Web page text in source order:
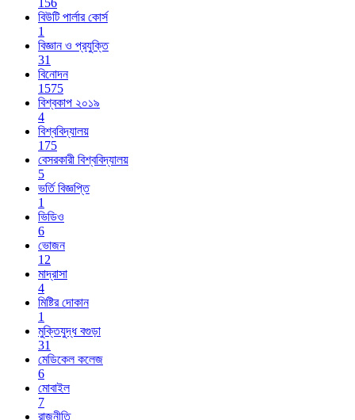
156
বিউটি পার্লার কোর্স
1
বিজ্ঞান ও প্রযুক্তি
31
বিনোদন
1575
বিশ্বকাপ ২০১৯
4
বিশ্ববিদ্যালয়
175
বেসরকারী বিশ্ববিদ্যালয়
5
ভর্তি বিজ্ঞপ্তি
1
ভিডিও
6
ভোজন
12
মাদ্রাসা
4
মিষ্টির দোকান
1
মুক্তিযুদ্ধ বগুড়া
31
মেডিকেল কলেজ
6
মোবাইল
7
রাজনীতি